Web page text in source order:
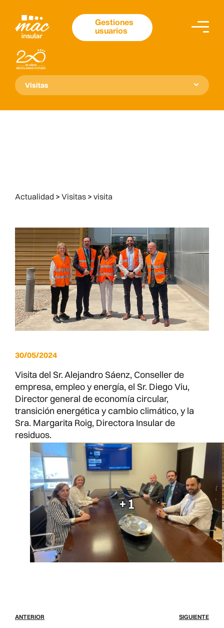
Gestiones
usuarios
Visitas
Actualidad > Visitas > visita
30/05/2024
Visita del Sr. Alejandro Sáenz, Conseller de
empresa, empleo y energía, el Sr. Diego Viu,
Director general de economía circular,
transición energética y cambio climático, y la
Sra. Margarita Roig, Directora Insular de
residuos.
+1
ANTERIOR SIGUIENTE